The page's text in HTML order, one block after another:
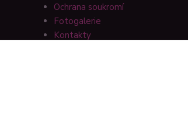
Ochrana soukromí
Fotogalerie
Kontakty